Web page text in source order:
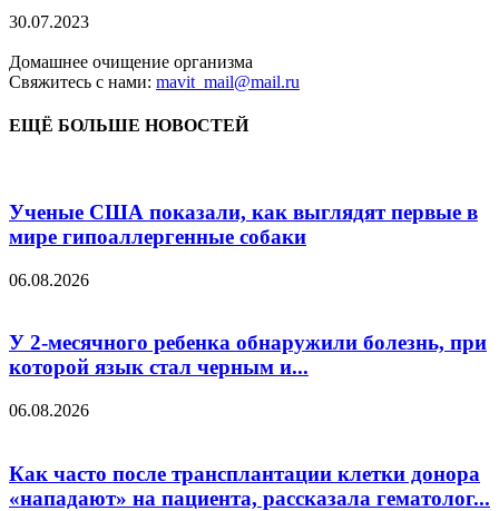
30.07.2023
Домашнее очищение организма
Свяжитесь с нами: mavit_mail@mail.ru
ЕЩЁ БОЛЬШЕ НОВОСТЕЙ
Ученые США показали, как выглядят первые в
мире гипоаллергенные собаки
06.08.2026
У 2-месячного ребенка обнаружили болезнь, при
которой язык стал черным и...
06.08.2026
Как часто после трансплантации клетки донора
«нападают» на пациента, рассказала гематолог...